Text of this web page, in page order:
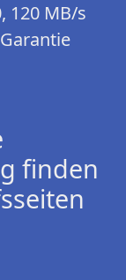
120 MB/s
finden